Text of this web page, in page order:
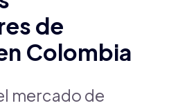
de
Colombia
mercado de